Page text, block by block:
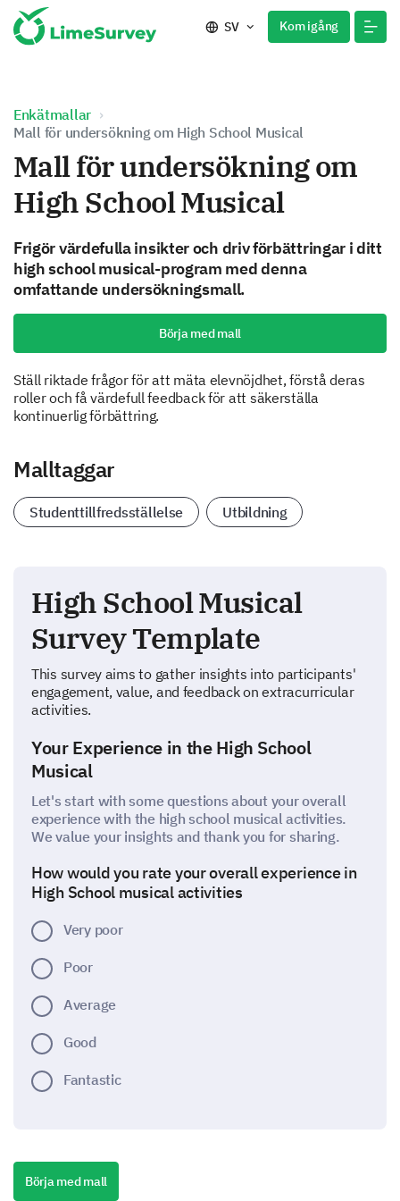
SV Kom igång
Enkätmallar
Mall för undersökning om High School Musical
Mall för undersökning om
High School Musical
Frigör värdefulla insikter och driv förbättringar i ditt
high school musical-program med denna
omfattande undersökningsmall.
Börja med mall
Ställ riktade frågor för att mäta elevnöjdhet, förstå deras
roller och få värdefull feedback för att säkerställa
kontinuerlig förbättring.
Malltaggar
Studenttillfredsställelse Utbildning
High School Musical
Survey Template
This survey aims to gather insights into participants'
engagement, value, and feedback on extracurricular
activities.
Your Experience in the High School
Musical
Let's start with some questions about your overall
experience with the high school musical activities.
We value your insights and thank you for sharing.
How would you rate your overall experience in
High School musical activities
Very poor
Poor
Average
Good
Fantastic
school musical activities:
Börja med mall